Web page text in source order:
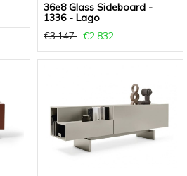
36e8 Glass Sideboard -
1336 - Lago
€3.147
€2.832